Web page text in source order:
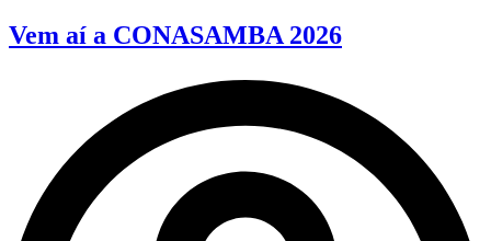
Vem aí a CONASAMBA 2026